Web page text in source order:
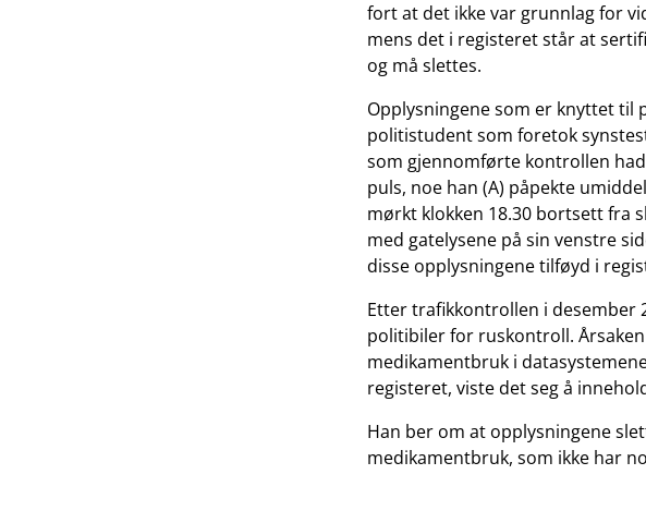
fort at det ikke var grunnlag for
mens det i registeret står at
og må slettes.
Opplysningene som er knyttet til
politistudent som foretok
som gjennomførte kontrollen
puls, noe han (A) påpekte
mørkt klokken 18.30 bortsett fra
med gatelysene på sin venstre
disse opplysningene tilføyd i
Etter trafikkontrollen i desember
politibiler for ruskontroll.
medikamentbruk i
registeret, viste det seg å
Han ber om at opplysningene
medikamentbruk, som ikke har